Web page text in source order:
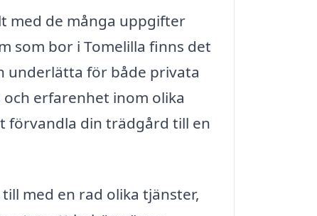
med de många uppgifter
som bor i Tomelilla finns det
underlätta för både privata
erfarenhet inom olika
förvandla din trädgård till en
med en rad olika tjänster,